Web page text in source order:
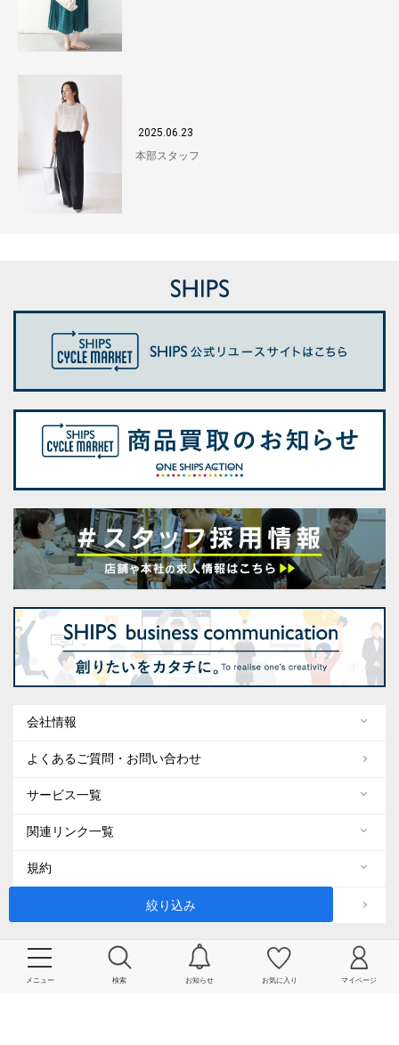
メニュー 検索 お知らせ お気に入り マイページ
絞り込み
2025.06.23
本部スタッフ
会社情報
よくあるご質問・お問い合わせ
サービス一覧
関連リンク一覧
規約
SNS 公式アカウント